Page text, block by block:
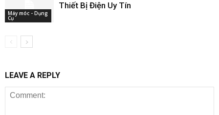
Máy móc - Dụng
Cụ
Thiết Bị Điện Uy Tín
LEAVE A REPLY